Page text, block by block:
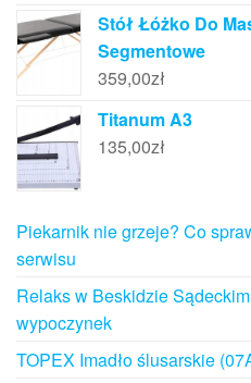
Stół Łóżko Do
Segmentowe
359,00zł
Titanum A3
135,00zł
Piekarnik nie grzeje? Co
serwisu
Relaks w Beskidzie
wypoczynek
TOPEX Imadło ślusarskie